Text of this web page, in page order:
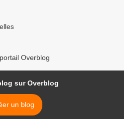
Overblog
sur Overblog
un blog